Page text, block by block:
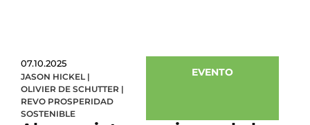
07.10.2025
JASON HICKEL |
OLIVIER DE SCHUTTER |
REVO PROSPERIDAD
SOSTENIBLE
EVENTO